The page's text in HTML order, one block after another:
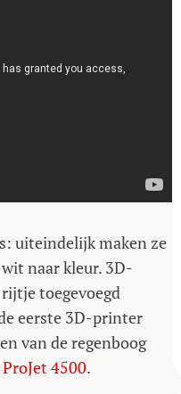
uiteindelijk maken ze
naar kleur. 3D-
toegevoegd
eerste 3D-printer
van de regenboog
ProJet 4500.